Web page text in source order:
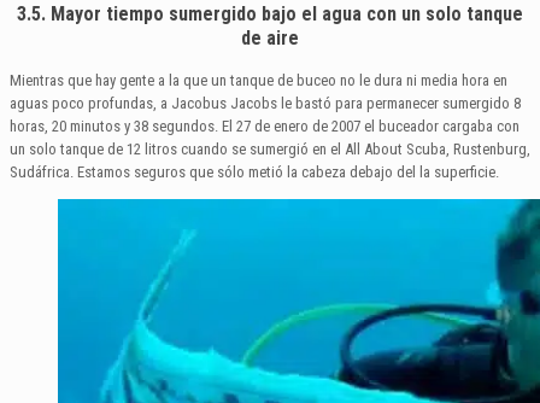
3.5. Mayor tiempo sumergido bajo el agua con un solo tanque
de aire
Mientras que hay gente a la que un tanque de buceo no le dura ni media hora en
aguas poco profundas, a Jacobus Jacobs le bastó para permanecer sumergido 8
horas, 20 minutos y 38 segundos. El 27 de enero de 2007 el buceador cargaba con
un solo tanque de 12 litros cuando se sumergió en el All About Scuba, Rustenburg,
Sudáfrica. Estamos seguros que sólo metió la cabeza debajo del la superficie.